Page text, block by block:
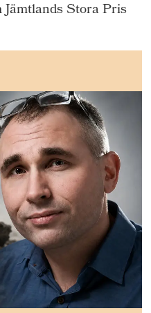
Stora Pris